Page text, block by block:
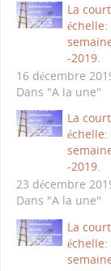
La
échelle:
-2019.
16 décembre
Dans "A la une"
La
échelle:
-2019.
23 décembre
Dans "A la une"
La
échelle: